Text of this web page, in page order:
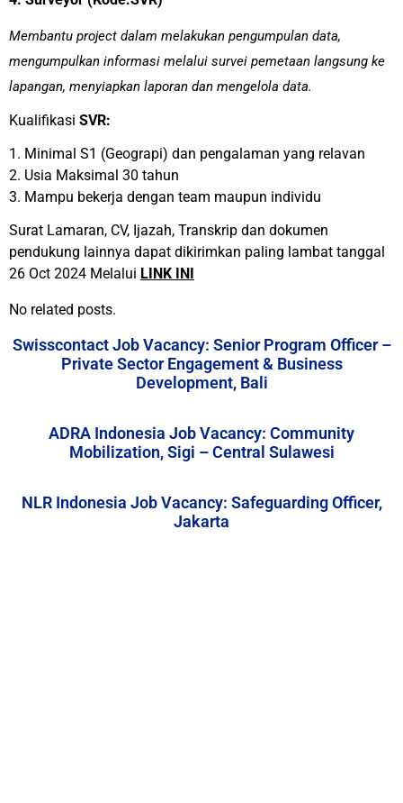
Membantu project dalam melakukan pengumpulan data,
mengumpulkan informasi melalui survei pemetaan langsung ke
lapangan, menyiapkan laporan dan mengelola data.
Kualifikasi SVR:
1. Minimal S1 (Geograpi) dan pengalaman yang relavan
2. Usia Maksimal 30 tahun
3. Mampu bekerja dengan team maupun individu
Surat Lamaran, CV, Ijazah, Transkrip dan dokumen
pendukung lainnya dapat dikirimkan paling lambat tanggal
26 Oct 2024 Melalui LINK INI
No related posts.
Swisscontact Job Vacancy: Senior Program Officer –
Private Sector Engagement & Business
Development, Bali
ADRA Indonesia Job Vacancy: Community
Mobilization, Sigi – Central Sulawesi
NLR Indonesia Job Vacancy: Safeguarding Officer,
Jakarta